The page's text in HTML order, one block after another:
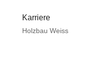
Karriere
Holzbau Weiss